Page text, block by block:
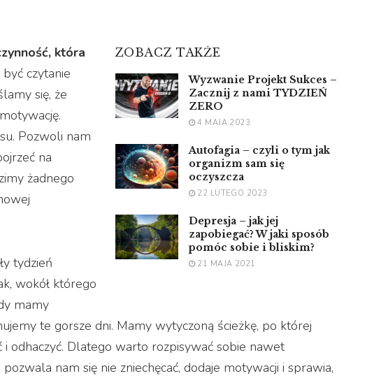
ZOBACZ TAKŻE
Wyzwanie Projekt Sukces –
Zacznij z nami TYDZIEŃ
ZERO
4 MAJA 2023
Autofagia – czyli o tym jak
organizm sam się
oczyszcza
22 LUTEGO 2023
Depresja – jak jej
zapobiegać? W jaki sposób
pomóc sobie i bliskim?
21 MAJA 2021
która
czytanie
się, że
Pozwoli nam
na
żadnego
tydzień
wokół którego
mamy
te gorsze dni. Mamy wytyczoną ścieżkę, po której
odhaczyć. Dlatego warto rozpisywać sobie nawet
nam się nie zniechęcać, dodaje motywacji i sprawia,